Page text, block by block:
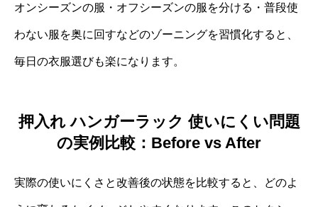
オンシーズンの服・オフシーズンの服を分ける・普段使
わない服を奥に回すなどのゾーニングを習慣化すると、
毎日の衣服選びも楽になります。
押入れ ハンガーラック 使いにくい問題
の実例比較：Before vs After
実際の使いにくさと改善後の状態を比較すると、どのよ